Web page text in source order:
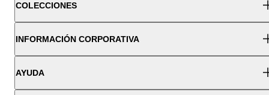
COLECCIONES
INFORMACIÓN CORPORATIVA
AYUDA